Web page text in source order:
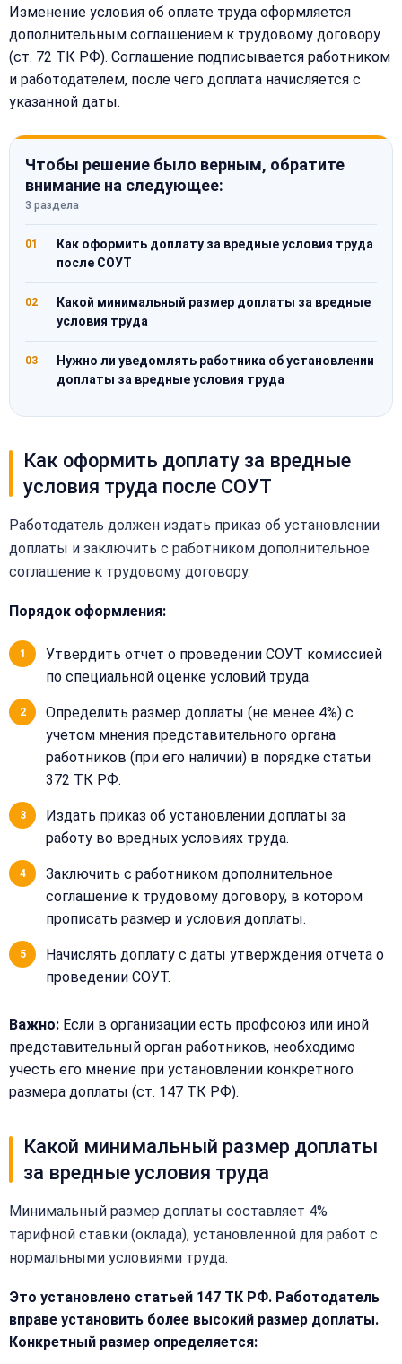
Закрыть
меню
Изменение условия об оплате труда оформляется
дополнительным соглашением к трудовому договору
(ст. 72 ТК РФ). Соглашение подписывается работником
и работодателем, после чего доплата начисляется с
указанной даты.
Чтобы решение было верным, обратите
внимание на следующее:
3 раздела
01
Как оформить доплату за вредные условия труда
после СОУТ
02
Какой минимальный размер доплаты за вредные
условия труда
03
Нужно ли уведомлять работника об установлении
доплаты за вредные условия труда
Как оформить доплату за вредные
условия труда после СОУТ
Работодатель должен издать приказ об установлении
доплаты и заключить с работником дополнительное
соглашение к трудовому договору.
Порядок оформления:
Утвердить отчет о проведении СОУТ комиссией
по специальной оценке условий труда.
Определить размер доплаты (не менее 4%) с
учетом мнения представительного органа
работников (при его наличии) в порядке статьи
372 ТК РФ.
Издать приказ об установлении доплаты за
работу во вредных условиях труда.
Заключить с работником дополнительное
соглашение к трудовому договору, в котором
прописать размер и условия доплаты.
Начислять доплату с даты утверждения отчета о
проведении СОУТ.
Важно: Если в организации есть профсоюз или иной
представительный орган работников, необходимо
учесть его мнение при установлении конкретного
размера доплаты (ст. 147 ТК РФ).
Какой минимальный размер доплаты
за вредные условия труда
Минимальный размер доплаты составляет 4%
тарифной ставки (оклада), установленной для работ с
нормальными условиями труда.
Это установлено статьей 147 ТК РФ. Работодатель
вправе установить более высокий размер доплаты.
Конкретный размер определяется:
Написать
Имя:
Email:
Бесплатная
консультация
Оставьте
имя
телефон
перезвоним
и